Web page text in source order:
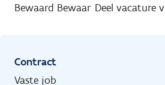
Bewaard Bewaar Deel vacature
Contract
Vaste job